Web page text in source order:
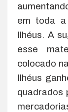
em toda
Ilhéus. A
esse
colocado
Ilhéus
quadrados